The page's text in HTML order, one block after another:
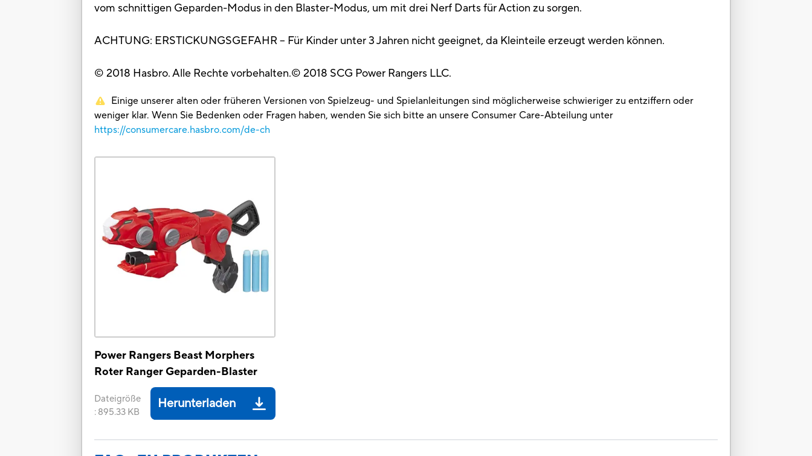
vom schnittigen Geparden-Modus in den Blaster-Modus, um mit drei Nerf Darts für Action zu sorgen.
ACHTUNG: ERSTICKUNGSGEFAHR – Für Kinder unter 3 Jahren nicht geeignet, da Kleinteile erzeugt werden können.
© 2018 Hasbro. Alle Rechte vorbehalten.© 2018 SCG Power Rangers LLC.
Einige unserer alten oder früheren Versionen von Spielzeug- und Spielanleitungen sind möglicherweise schwieriger zu entziffern oder
weniger klar. Wenn Sie Bedenken oder Fragen haben, wenden Sie sich bitte an unsere Consumer Care-Abteilung unter
https://consumercare.hasbro.com/de-ch
Power Rangers Beast Morphers
Roter Ranger Geparden-Blaster
Dateigröße
: 895.33 KB
Herunterladen